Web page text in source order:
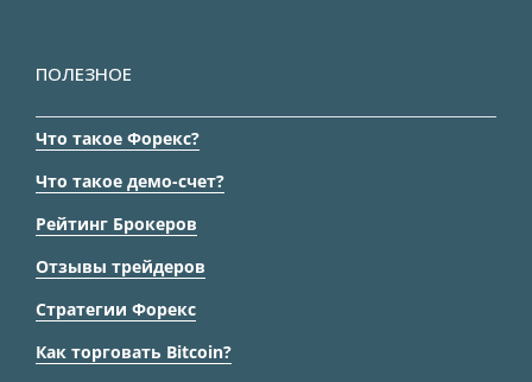
ПОЛЕЗНОЕ
Что такое Форекс?
Что такое демо-счет?
Рейтинг Брокеров
Отзывы трейдеров
Стратегии Форекс
Как торговать Bitcoin?